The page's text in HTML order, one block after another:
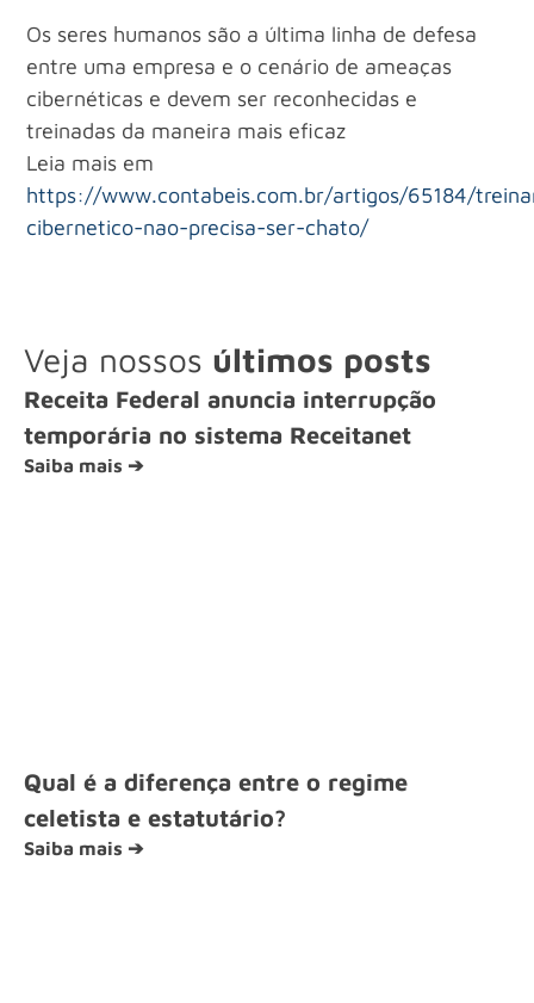
Os seres humanos são a última linha de defesa
entre uma empresa e o cenário de ameaças
cibernéticas e devem ser reconhecidas e
treinadas da maneira mais eficaz
Leia mais em
https://www.contabeis.com.br/artigos/65184/
cibernetico-nao-precisa-ser-chato/
Veja nossos últimos posts
Receita Federal anuncia interrupção
temporária no sistema Receitanet
Saiba mais ➔
Qual é a diferença entre o regime
celetista e estatutário?
Saiba mais ➔